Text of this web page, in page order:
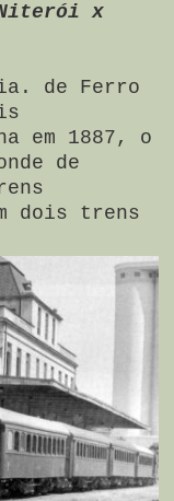
x
de Ferro
em 1887 , o
de
dois trens